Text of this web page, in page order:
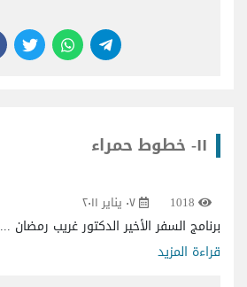
١١- خطوط حمراء
1018 ٠٧ يناير ٢٠١١
برنامج السفر الأخير الدكتور غريب رمضان ...
قراءة المزيد